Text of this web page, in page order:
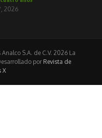
2026
S.A. de C.V. 2026 La
por Revista de
X